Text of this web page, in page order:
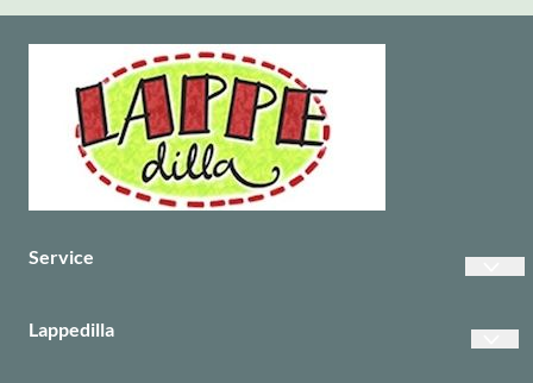
Service
Lappedilla